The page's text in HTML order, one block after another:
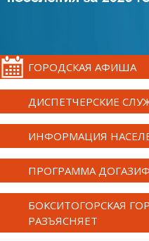
ГОРОДСКАЯ АФИША
ДИСПЕТЧЕРСКИЕ
ИНФОРМАЦИЯ
ПРОГРАММА
БОКСИТОГОРСКАЯ
РАЗЪЯСНЯЕТ